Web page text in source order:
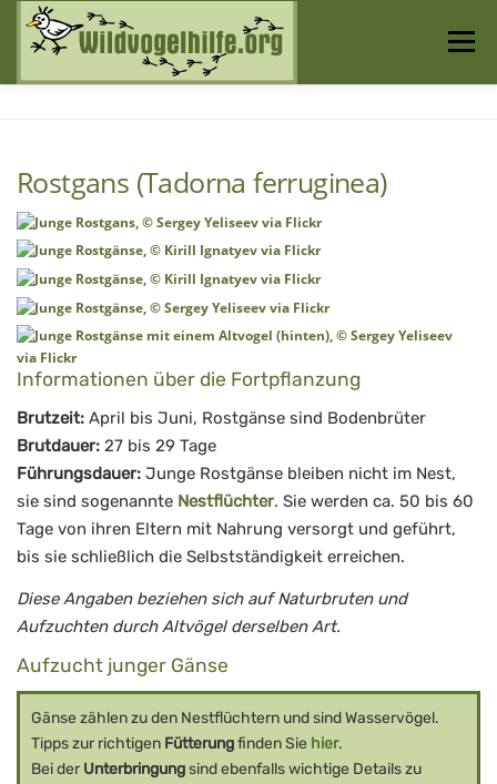
Inhalt
springen
Menü
Rostgans (Tadorna ferruginea)
Informationen über die Fortpflanzung
Brutzeit: April bis Juni, Rostgänse sind Bodenbrüter
Brutdauer: 27 bis 29 Tage
Führungsdauer: Junge Rostgänse bleiben nicht im Nest,
sie sind sogenannte Nestflüchter. Sie werden ca. 50 bis 60
Tage von ihren Eltern mit Nahrung versorgt und geführt,
bis sie schließlich die Selbstständigkeit erreichen.
Diese Angaben beziehen sich auf Naturbruten und
Aufzuchten durch Altvögel derselben Art.
Aufzucht junger Gänse
Gänse zählen zu den Nestflüchtern und sind Wasservögel.
Tipps zur richtigen Fütterungfinden Sie hier.
Bei der Unterbringungsind ebenfalls wichtige Details zu